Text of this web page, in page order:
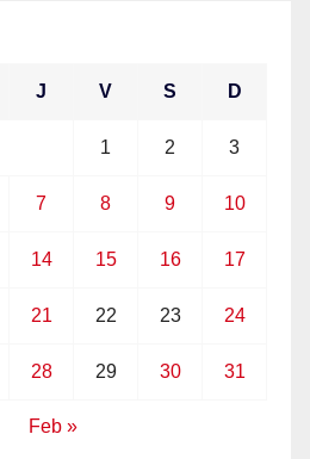
J V S D
1 2 3
7 8 9 10
14 15 16 17
21 22 23 24
28 29 30 31
Feb »